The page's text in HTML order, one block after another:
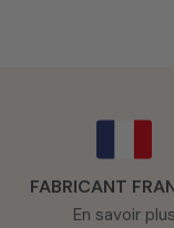
FABRICANT
En savoir plus